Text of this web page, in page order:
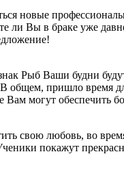
новые
ли Вы в браке уже
Рыб Ваши будни
пришло время
Вам могут
свою любовь, во
покажут